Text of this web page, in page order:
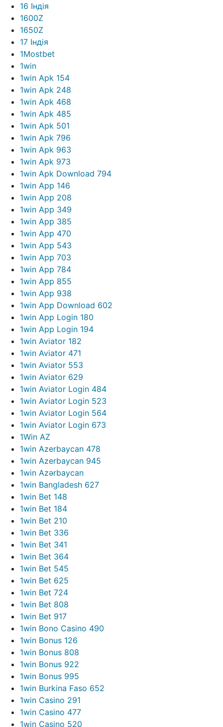
16 Індія
1600Z
1650Z
17 Індія
1Mostbet
1win
1win Apk 154
1win Apk 248
1win Apk 468
1win Apk 485
1win Apk 501
1win Apk 796
1win Apk 963
1win Apk 973
1win Apk Download 794
1win App 146
1win App 208
1win App 349
1win App 385
1win App 470
1win App 543
1win App 703
1win App 784
1win App 855
1win App 938
1win App Download 602
1win App Login 180
1win App Login 194
1win Aviator 182
1win Aviator 471
1win Aviator 553
1win Aviator 629
1win Aviator Login 484
1win Aviator Login 523
1win Aviator Login 564
1win Aviator Login 673
1Win AZ
1win Azerbaycan 478
1win Azerbaycan 945
1win Azərbaycan
1win Bangladesh 627
1win Bet 148
1win Bet 184
1win Bet 210
1win Bet 336
1win Bet 341
1win Bet 364
1win Bet 545
1win Bet 625
1win Bet 724
1win Bet 808
1win Bet 917
1win Bono Casino 490
1win Bonus 126
1win Bonus 808
1win Bonus 922
1win Bonus 995
1win Burkina Faso 652
1win Casino 291
1win Casino 477
1win Casino 520